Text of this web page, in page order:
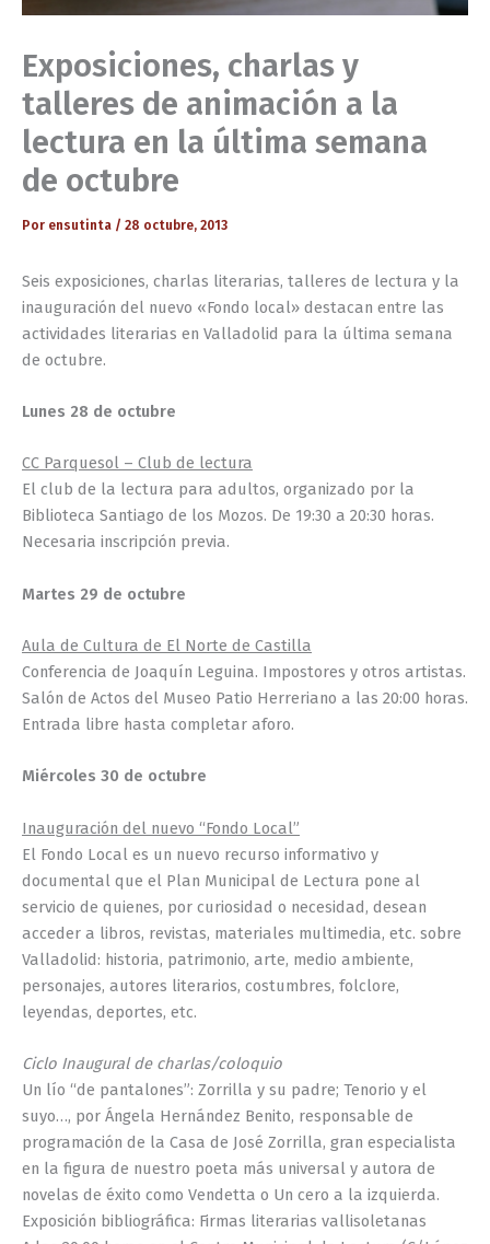
Exposiciones, charlas y
talleres de animación a la
lectura en la última semana
de octubre
Por ensutinta / 28 octubre, 2013
Seis exposiciones, charlas literarias, talleres de lectura y la
inauguración del nuevo «Fondo local» destacan entre las
actividades literarias en Valladolid para la última semana
de octubre.
Lunes 28 de octubre
CC Parquesol – Club de lectura
El club de la lectura para adultos, organizado por la
Biblioteca Santiago de los Mozos. De 19:30 a 20:30 horas.
Necesaria inscripción previa.
Martes 29 de octubre
Aula de Cultura de El Norte de Castilla
Conferencia de Joaquín Leguina. Impostores y otros artistas.
Salón de Actos del Museo Patio Herreriano a las 20:00 horas.
Entrada libre hasta completar aforo.
Miércoles 30 de octubre
Inauguración del nuevo “Fondo Local”
El Fondo Local es un nuevo recurso informativo y
documental que el Plan Municipal de Lectura pone al
servicio de quienes, por curiosidad o necesidad, desean
acceder a libros, revistas, materiales multimedia, etc. sobre
Valladolid: historia, patrimonio, arte, medio ambiente,
personajes, autores literarios, costumbres, folclore,
leyendas, deportes, etc.
Ciclo Inaugural de charlas/coloquio
Un lío “de pantalones”: Zorrilla y su padre; Tenorio y el
suyo…, por Ángela Hernández Benito, responsable de
programación de la Casa de José Zorrilla, gran especialista
en la figura de nuestro poeta más universal y autora de
novelas de éxito como Vendetta o Un cero a la izquierda.
Exposición bibliográfica: Firmas literarias vallisoletanas